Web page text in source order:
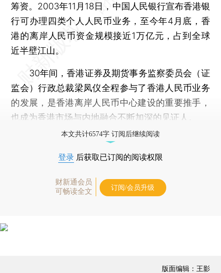
筹资。2003年11月18日，中国人民银行宣布香港银
行可办理四类个人人民币业务，至今年4月底，香
港的离岸人民币资金规模接近1万亿元，占到全球
近半壁江山。
30年间，香港证券及期货事务监察委员会（证
监会）行政总裁梁凤仪全程参与了香港人民币业务
的发展，是香港离岸人民币中心建设的重要推手，
也成为香港市场与内地融合不断加深的见证人。
本文共计6574字 订阅后继续阅读
登录 后获取已订阅的阅读权限
财新通会员
可畅读全文
订阅/会员升级
版面编辑：王影